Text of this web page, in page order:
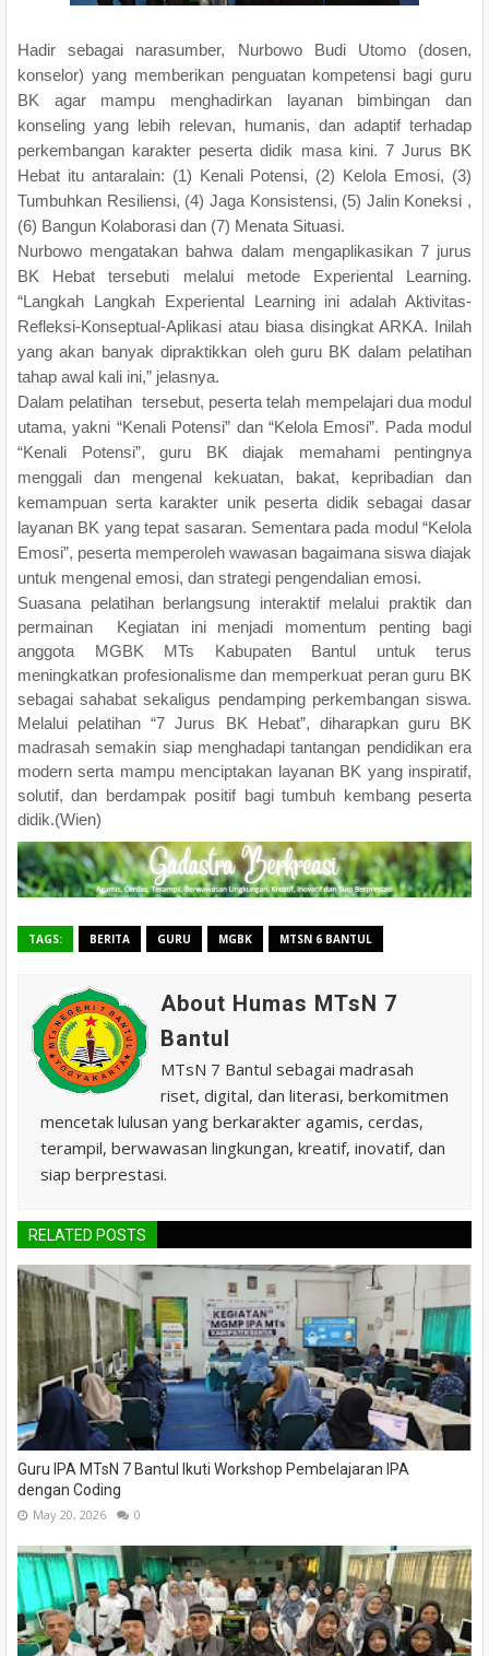
Hadir sebagai narasumber, Nurbowo Budi Utomo (dosen,
konselor) yang memberikan penguatan kompetensi bagi guru
BK agar mampu menghadirkan layanan bimbingan dan
konseling yang lebih relevan, humanis, dan adaptif terhadap
perkembangan karakter peserta didik masa kini. 7 Jurus BK
Hebat itu antaralain: (1) Kenali Potensi, (2) Kelola Emosi, (3)
Tumbuhkan Resiliensi, (4) Jaga Konsistensi, (5) Jalin Koneksi ,
(6) Bangun Kolaborasi dan (7) Menata Situasi.
Nurbowo mengatakan bahwa dalam mengaplikasikan 7 jurus
BK Hebat tersebuti melalui metode Experiental Learning.
“Langkah Langkah Experiental Learning ini adalah Aktivitas-
Refleksi-Konseptual-Aplikasi atau biasa disingkat ARKA. Inilah
yang akan banyak dipraktikkan oleh guru BK dalam pelatihan
tahap awal kali ini,” jelasnya.
Dalam pelatihan tersebut, peserta telah mempelajari dua modul
utama, yakni “Kenali Potensi” dan “Kelola Emosi”. Pada modul
“Kenali Potensi”, guru BK diajak memahami pentingnya
menggali dan mengenal kekuatan, bakat, kepribadian dan
kemampuan serta karakter unik peserta didik sebagai dasar
layanan BK yang tepat sasaran. Sementara pada modul “Kelola
Emosi”, peserta memperoleh wawasan bagaimana siswa diajak
untuk mengenal emosi, dan strategi pengendalian emosi.
Suasana pelatihan berlangsung interaktif melalui praktik dan
permainan Kegiatan ini menjadi momentum penting bagi
anggota MGBK MTs Kabupaten Bantul untuk terus
meningkatkan profesionalisme dan memperkuat peran guru BK
sebagai sahabat sekaligus pendamping perkembangan siswa.
Melalui pelatihan “7 Jurus BK Hebat”, diharapkan guru BK
madrasah semakin siap menghadapi tantangan pendidikan era
modern serta mampu menciptakan layanan BK yang inspiratif,
solutif, dan berdampak positif bagi tumbuh kembang peserta
didik.(Wien)
TAGS: BERITA GURU MGBK MTSN 6 BANTUL
About Humas MTsN 7
Bantul
MTsN 7 Bantul sebagai madrasah
riset, digital, dan literasi, berkomitmen
mencetak lulusan yang berkarakter agamis, cerdas,
terampil, berwawasan lingkungan, kreatif, inovatif, dan
siap berprestasi.
RELATED POSTS
Guru IPA MTsN 7 Bantul Ikuti Workshop Pembelajaran IPA
dengan Coding
May 20, 2026 0